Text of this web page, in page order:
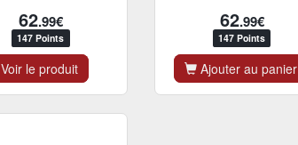
62.99€
147 Points
Voir le produit
62.99€
147 Points
Ajouter au panier